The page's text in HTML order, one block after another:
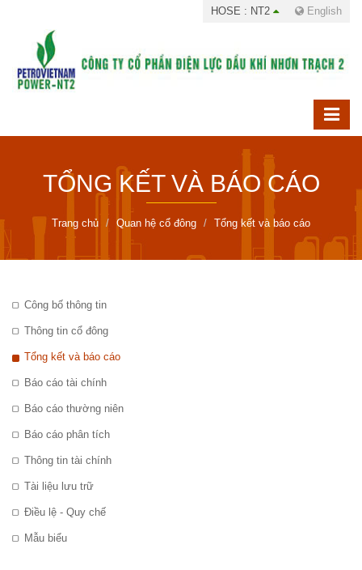
HOSE : NT2 English
TỔNG KẾT VÀ BÁO CÁO
Trang chủ Quan hệ cổ đông Tổng kết và báo cáo
Công bố thông tin
Thông tin cổ đông
Tổng kết và báo cáo
Báo cáo tài chính
Báo cáo thường niên
Báo cáo phân tích
Thông tin tài chính
Tài liệu lưu trữ
Điều lệ - Quy chế
Mẫu biểu